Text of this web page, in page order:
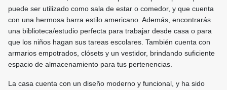
puede ser utilizado como sala de estar o comedor, y que cuenta
con una hermosa barra estilo americano. Además, encontrarás
una biblioteca/estudio perfecta para trabajar desde casa o para
que los niños hagan sus tareas escolares. También cuenta con
armarios empotrados, clósets y un vestidor, brindando suficiente
espacio de almacenamiento para tus pertenencias.
La casa cuenta con un diseño moderno y funcional, y ha sido